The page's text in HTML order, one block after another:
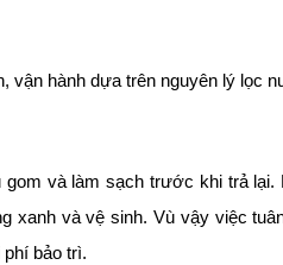
vận hành dựa trên nguyên lý lọc
và làm sạch trước khi trả lại.
xanh và vệ sinh. Vù vậy việc
bảo trì.